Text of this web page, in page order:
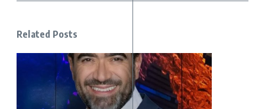
Related Posts